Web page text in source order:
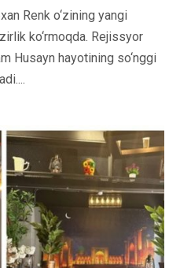
Renk o‘zining yangi
ko‘rmoqda. Rejissyor
Husayn hayotining so‘nggi